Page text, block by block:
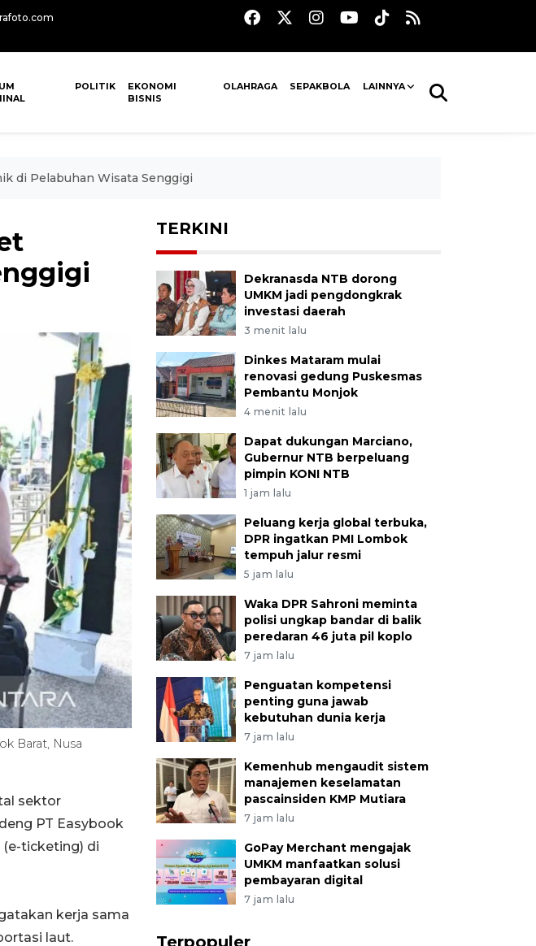
POLITIK
EKONOMI
BISNIS
OLAHRAGA SEPAKBOLA LAINNYA
di Pelabuhan Wisata Senggigi
Barat, Nusa
sektor
PT Easybook
ticketing) di
kerja sama
laut.
TERKINI
Dekranasda NTB dorong
UMKM jadi pengdongkrak
investasi daerah
3 menit lalu
Dinkes Mataram mulai
renovasi gedung Puskesmas
Pembantu Monjok
4 menit lalu
Dapat dukungan Marciano,
Gubernur NTB berpeluang
pimpin KONI NTB
1 jam lalu
Peluang kerja global terbuka,
DPR ingatkan PMI Lombok
tempuh jalur resmi
5 jam lalu
Waka DPR Sahroni meminta
polisi ungkap bandar di balik
peredaran 46 juta pil koplo
7 jam lalu
Penguatan kompetensi
penting guna jawab
kebutuhan dunia kerja
7 jam lalu
Kemenhub mengaudit sistem
manajemen keselamatan
pascainsiden KMP Mutiara
7 jam lalu
GoPay Merchant mengajak
UMKM manfaatkan solusi
pembayaran digital
7 jam lalu
Terpopuler